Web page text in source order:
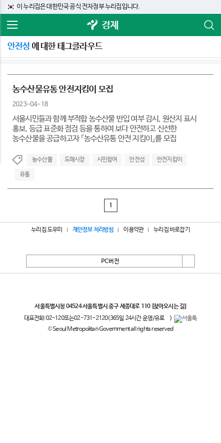
이 누리집은 대한민국 공식 전자정부 누리집입니다.
경제
안전성 에 대한 태그클라우드
농수산물유통 안전지킴이 모집
2023-04-18
서울시민들과 함께 부적합 농수산물 반입 여부 감시, 원산지 표시
홍보, 등급 표준화 점검 등을 통하여 보다 안전하고 신선한
농수산물을 공급하고자 『농수산유통 안전 지킴이』를 모집
농수산물 도매시장 시민참여 안전성 안전지킴이
유통
1
누리집 도우미 개인정보 처리방침 이용약관 누리집 바로잡기
PC버전
서울특별시청 04524 서울특별시 중구 세종대로 110 [찾아오시는 길]
대표전화:02-120또는02-731-2120(365일 24시간 운영/유료
)
© Seoul Metropolitan Government all rights reserved